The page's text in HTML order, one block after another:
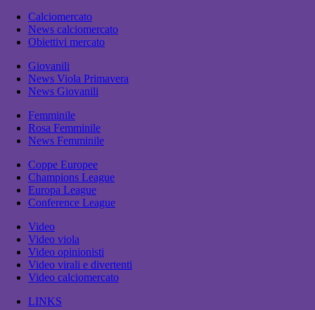
Calciomercato
News calciomercato
Obiettivi mercato
Giovanili
News Viola Primavera
News Giovanili
Femminile
Rosa Femminile
News Femminile
Coppe Europee
Champions League
Europa League
Conference League
Video
Video viola
Video opinionisti
Video virali e divertenti
Video calciomercato
LINKS